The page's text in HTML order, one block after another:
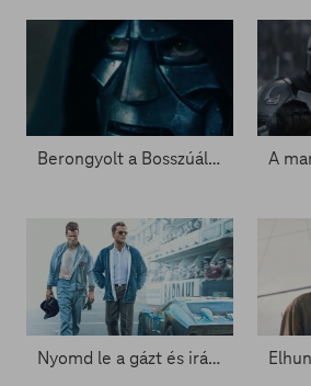
Berongyolt a Bosszúállók: Doctor Doom ébredése új előzetese - Zacc nélkül 2091.
Nyomd le a gázt és irány az aszfalt – Vérbeli autós filmek a kínálatban